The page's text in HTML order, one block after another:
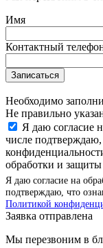
Имя
Контактный
Записаться
Необходимо
Не правильно
Я даю согласие
числе
обработки и
Я даю согласие на
подтверждаю, что
Политикой
Заявка отправлена
Мы перезвоним в